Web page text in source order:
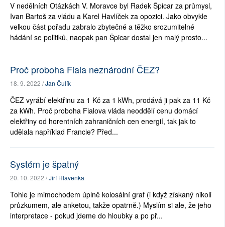
V nedělních Otázkách V. Moravce byl Radek Špicar za průmysl,
Ivan Bartoš za vládu a Karel Havlíček za opozici. Jako obvykle
velkou část pořadu zabralo zbytečné a těžko srozumitelné
hádání se politiků, naopak pan Špicar dostal jen malý prosto...
Proč proboha Fiala neznárodní ČEZ?
18. 9. 2022 /Jan Čulík
ČEZ vyrábí elektřinu za 1 Kč za 1 kWh, prodává ji pak za 11 Kč
za kWh. Proč proboha Fialova vláda neoddělí cenu domácí
elektřiny od horentních zahraničních cen energií, tak jak to
udělala například Francie? Před...
Systém je špatný
20. 10. 2022 /Jiří Hlavenka
Tohle je mimochodem úplně kolosální graf (i když získaný nikoli
průzkumem, ale anketou, takže opatrně.) Myslím si ale, že jeho
interpretace - pokud jdeme do hloubky a po př...